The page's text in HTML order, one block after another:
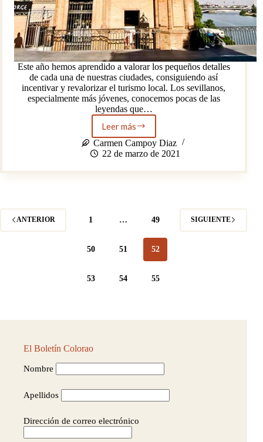
Este año hemos aprendido a valorar los pequeños detalles
de cada una de nuestras ciudades, consiguiendo así
incentivar y revalorizar el turismo local. Los sevillanos,
especialmente más jóvenes, conocemos pocas de las
leyendas que…
Leer más
La
capilla
del
un
singular
Carmen Campoy Diaz
22 de marzo de 2021
ANTERIOR 1 … 49
50 51 52
53 54 55
SIGUIENTE
El Boletín Colorao
Nombre
Apellidos
Dirección de correo electrónico